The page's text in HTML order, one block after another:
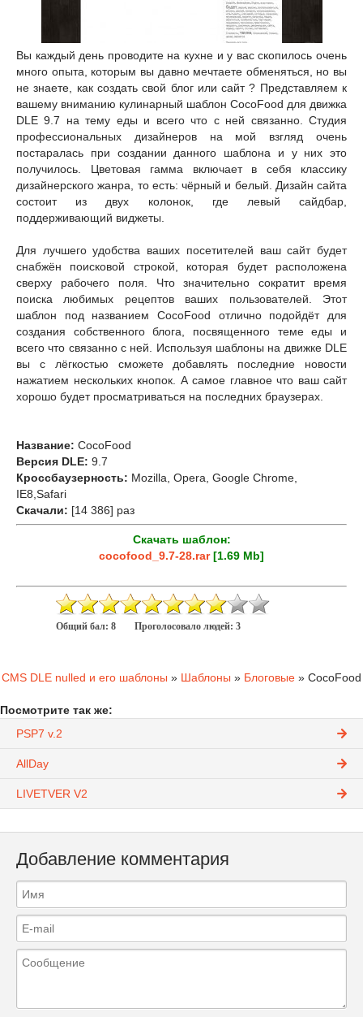
Вы каждый день проводите на кухне и у вас скопилось очень
много опыта, которым вы давно мечтаете обменяться, но вы
не знаете, как создать свой блог или сайт ? Представляем к
вашему вниманию кулинарный шаблон CocoFood для движка
DLE 9.7 на тему еды и всего что с ней связанно. Студия
профессиональных дизайнеров на мой взгляд очень
постаралась при создании данного шаблона и у них это
получилось. Цветовая гамма включает в себя классику
дизайнерского жанра, то есть: чёрный и белый. Дизайн сайта
состоит из двух колонок, где левый сайдбар,
поддерживающий виджеты.
Для лучшего удобства ваших посетителей ваш сайт будет
снабжён поисковой строкой, которая будет расположена
сверху рабочего поля. Что значительно сократит время
поиска любимых рецептов ваших пользователей. Этот
шаблон под названием CocoFood отлично подойдёт для
создания собственного блога, посвященного теме еды и
всего что связанно с ней. Используя шаблоны на движке DLE
вы с лёгкостью сможете добавлять последние новости
нажатием нескольких кнопок. А самое главное что ваш сайт
хорошо будет просматриваться на последних браузерах.
Название: CocoFood
Версия DLE: 9.7
Кроссбаузерность: Mozilla, Opera, Google Chrome,
IE8,Safari
Скачали: [14 386] раз
Скачать шаблон:
cocofood_9.7-28.rar[1.69 Mb]
Общий бал: 8 Проголосовало людей: 3
CMS DLE nulled и его шаблоны » Шаблоны » Блоговые » CocoFood
Посмотрите так же:
PSP7 v.2
AllDay
LIVETVER V2
Добавление комментария